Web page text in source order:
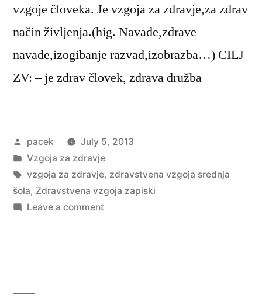
vzgoje človeka. Je vzgoja za zdravje,za zdrav
način življenja.(hig. Navade,zdrave
navade,izogibanje razvad,izobrazba…) CILJ
ZV: – je zdrav človek, zdrava družba
Posted
by
pacek
July 5, 2013
Posted
in
Vzgoja za zdravje
Tags:
vzgoja za zdravje, zdravstvena vzgoja srednja
šola, Zdravstvena vzgoja zapiski
Leave a commenton